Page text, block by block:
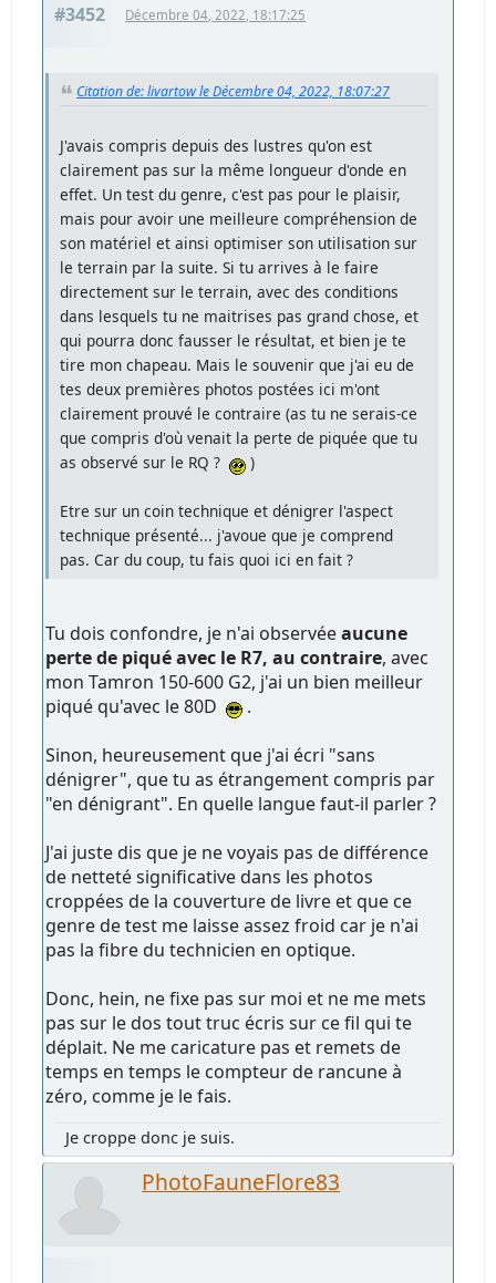
#3452 Décembre 04, 2022, 18:17:25
Citation de: livartow le Décembre 04, 2022, 18:07:27
J'avais compris depuis des lustres qu'on est
clairement pas sur la même longueur d'onde en
effet. Un test du genre, c'est pas pour le plaisir,
mais pour avoir une meilleure compréhension de
son matériel et ainsi optimiser son utilisation sur
le terrain par la suite. Si tu arrives à le faire
directement sur le terrain, avec des conditions
dans lesquels tu ne maitrises pas grand chose, et
qui pourra donc fausser le résultat, et bien je te
tire mon chapeau. Mais le souvenir que j'ai eu de
tes deux premières photos postées ici m'ont
clairement prouvé le contraire (as tu ne serais-ce
que compris d'où venait la perte de piquée que tu
as observé sur le RQ ?
)
Etre sur un coin technique et dénigrer l'aspect
technique présenté... j'avoue que je comprend
pas. Car du coup, tu fais quoi ici en fait ?
Tu dois confondre, je n'ai observéeaucune
perte de piqué avec le R7, au contraire, avec
mon Tamron 150-600 G2, j'ai un bien meilleur
piqué qu'avec le 80D
.
Sinon, heureusement que j'ai écri "sans
dénigrer", que tu as étrangement compris par
"en dénigrant". En quelle langue faut-il parler ?
J'ai juste dis que je ne voyais pas de différence
de netteté significative dans les photos
croppées de la couverture de livre et que ce
genre de test me laisse assez froid car je n'ai
pas la fibre du technicien en optique.
Donc, hein, ne fixe pas sur moi et ne me mets
pas sur le dos tout truc écris sur ce fil qui te
déplait. Ne me caricature pas et remets de
temps en temps le compteur de rancune à
zéro, comme je le fais.
Je croppe donc je suis.
PhotoFauneFlore83